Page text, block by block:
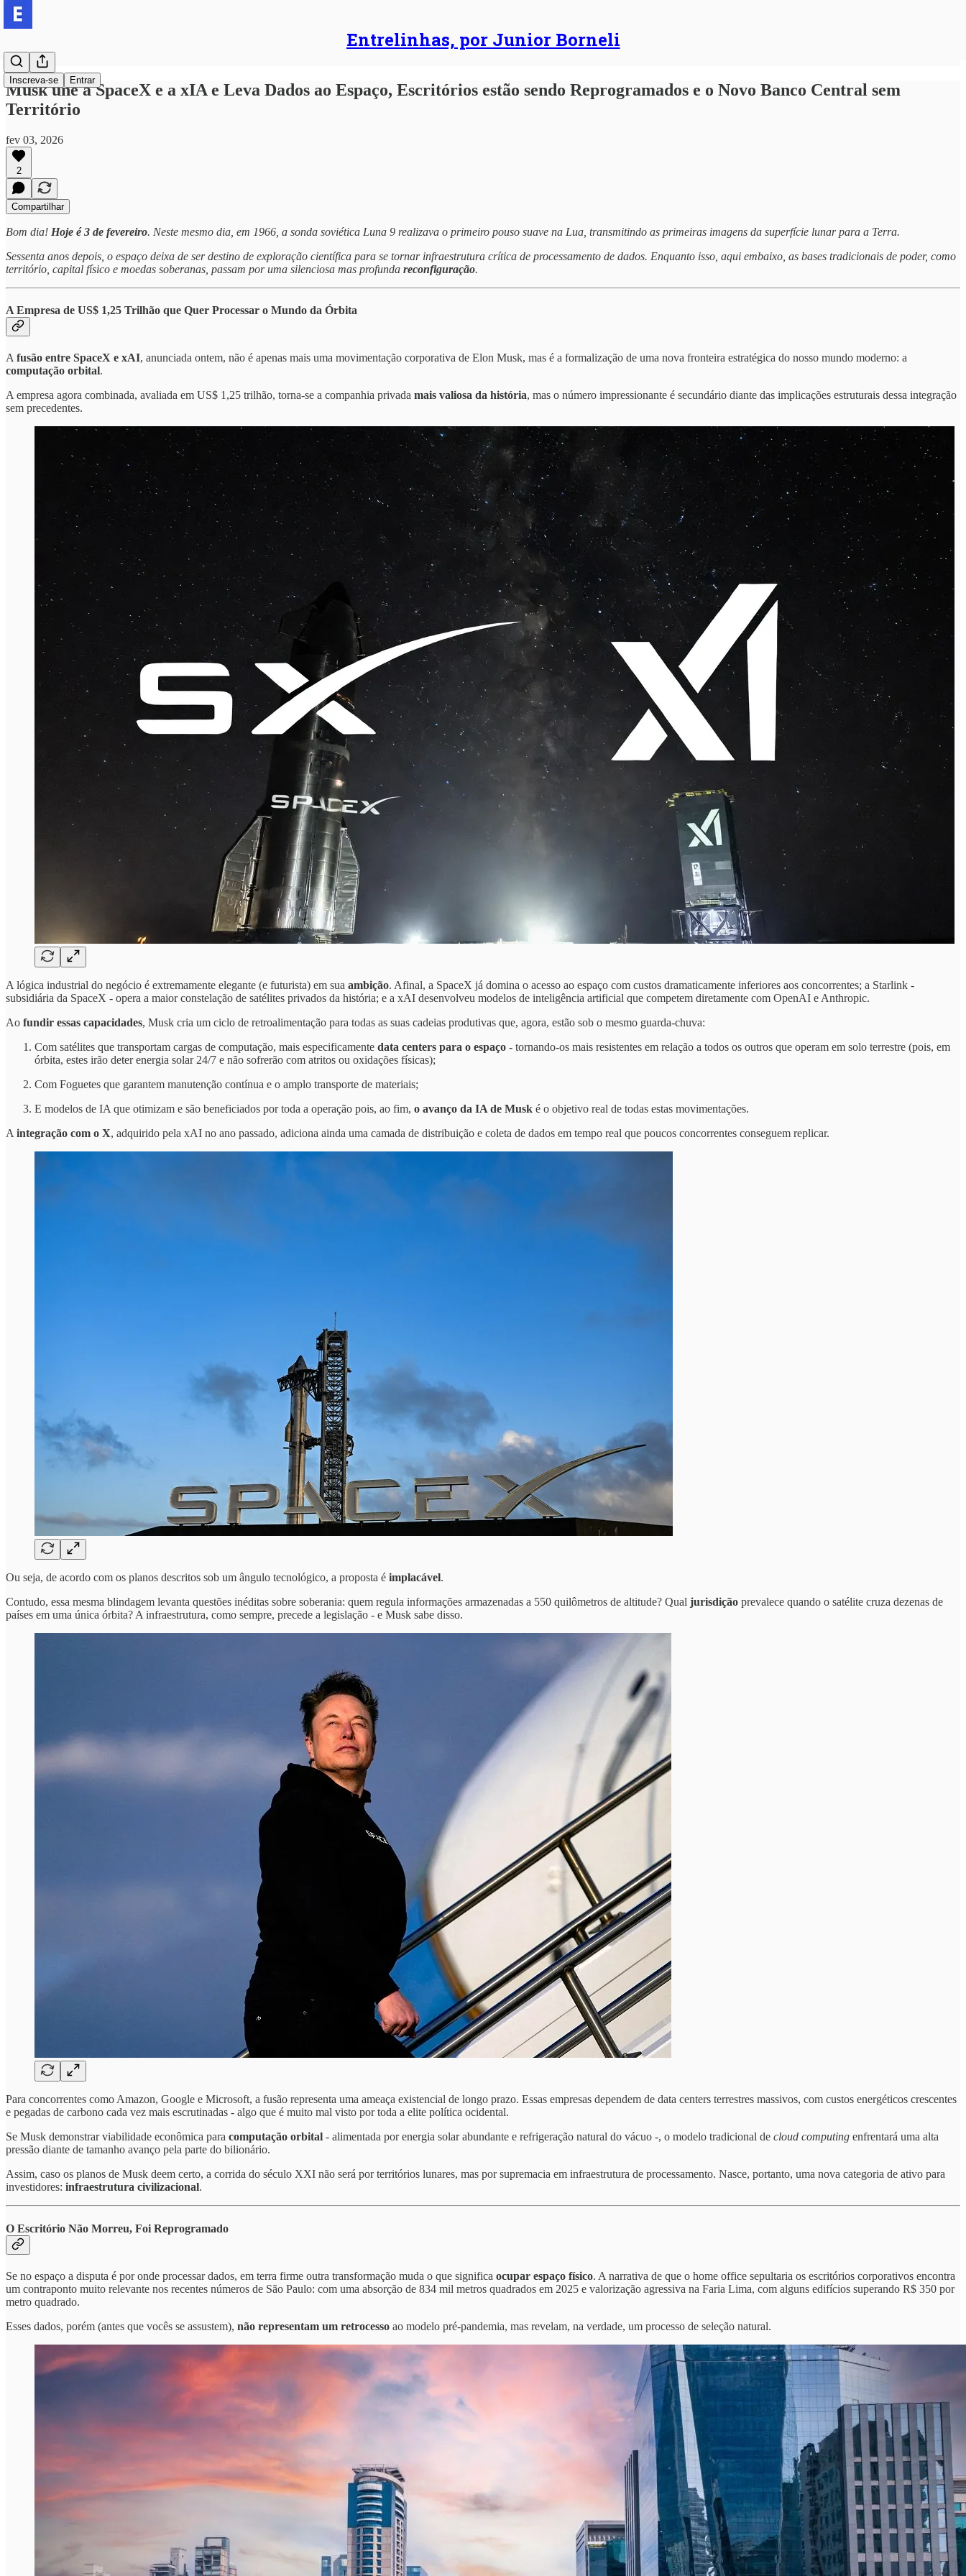
Entrelinhas, por Junior Borneli
Inscreva-se Entrar
Musk une a SpaceX e a xIA e Leva Dados ao Espaço, Escritórios estão sendo Reprogramados e o Novo Banco Central sem
Território
fev 03, 2026
2
Compartilhar
Bom dia! Hoje é 3 de fevereiro. Neste mesmo dia, em 1966, a sonda soviética Luna 9 realizava o primeiro pouso suave na Lua, transmitindo as primeiras imagens da superfície lunar para a Terra.
Sessenta anos depois, o espaço deixa de ser destino de exploração científica para se tornar infraestrutura crítica de processamento de dados. Enquanto isso, aqui embaixo, as bases tradicionais de poder, como
território, capital físico e moedas soberanas, passam por uma silenciosa mas profunda reconfiguração.
A Empresa de US$ 1,25 Trilhão que Quer Processar o Mundo da Órbita
A fusão entre SpaceX e xAI, anunciada ontem, não é apenas mais uma movimentação corporativa de Elon Musk, mas é a formalização de uma nova fronteira estratégica do nosso mundo moderno: a
computação orbital.
A empresa agora combinada, avaliada em US$ 1,25 trilhão, torna-se a companhia privada mais valiosa da história, mas o número impressionante é secundário diante das implicações estruturais dessa integração
sem precedentes.
A lógica industrial do negócio é extremamente elegante (e futurista) em sua ambição. Afinal, a SpaceX já domina o acesso ao espaço com custos dramaticamente inferiores aos concorrentes; a Starlink -
subsidiária da SpaceX - opera a maior constelação de satélites privados da história; e a xAI desenvolveu modelos de inteligência artificial que competem diretamente com OpenAI e Anthropic.
Ao fundir essas capacidades, Musk cria um ciclo de retroalimentação para todas as suas cadeias produtivas que, agora, estão sob o mesmo guarda-chuva:
Com satélites que transportam cargas de computação, mais especificamente data centers para o espaço - tornando-os mais resistentes em relação a todos os outros que operam em solo terrestre (pois, em
órbita, estes irão deter energia solar 24/7 e não sofrerão com atritos ou oxidações físicas);
Com Foguetes que garantem manutenção contínua e o amplo transporte de materiais;
E modelos de IA que otimizam e são beneficiados por toda a operação pois, ao fim, o avanço da IA de Musk é o objetivo real de todas estas movimentações.
A integração com o X, adquirido pela xAI no ano passado, adiciona ainda uma camada de distribuição e coleta de dados em tempo real que poucos concorrentes conseguem replicar.
Ou seja, de acordo com os planos descritos sob um ângulo tecnológico, a proposta é implacável.
Contudo, essa mesma blindagem levanta questões inéditas sobre soberania: quem regula informações armazenadas a 550 quilômetros de altitude? Qual jurisdição prevalece quando o satélite cruza dezenas de
países em uma única órbita? A infraestrutura, como sempre, precede a legislação - e Musk sabe disso.
Para concorrentes como Amazon, Google e Microsoft, a fusão representa uma ameaça existencial de longo prazo. Essas empresas dependem de data centers terrestres massivos, com custos energéticos crescentes
e pegadas de carbono cada vez mais escrutinadas - algo que é muito mal visto por toda a elite política ocidental.
Se Musk demonstrar viabilidade econômica para computação orbital - alimentada por energia solar abundante e refrigeração natural do vácuo -, o modelo tradicional de cloud computing enfrentará uma alta
pressão diante de tamanho avanço pela parte do bilionário.
Assim, caso os planos de Musk deem certo, a corrida do século XXI não será por territórios lunares, mas por supremacia em infraestrutura de processamento. Nasce, portanto, uma nova categoria de ativo para
investidores: infraestrutura civilizacional.
O Escritório Não Morreu, Foi Reprogramado
Se no espaço a disputa é por onde processar dados, em terra firme outra transformação muda o que significa ocupar espaço físico. A narrativa de que o home office sepultaria os escritórios corporativos encontra
um contraponto muito relevante nos recentes números de São Paulo: com uma absorção de 834 mil metros quadrados em 2025 e valorização agressiva na Faria Lima, com alguns edifícios superando R$ 350 por
metro quadrado.
Esses dados, porém (antes que vocês se assustem), não representam um retrocesso ao modelo pré-pandemia, mas revelam, na verdade, um processo de seleção natural.